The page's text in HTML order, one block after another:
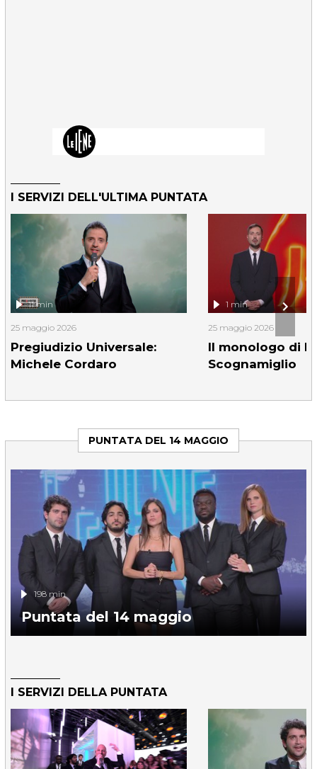
I SERVIZI DELL'ULTIMA PUNTATA
Pregiudizio Universale:
Michele Cordaro
11 min
25 maggio 2026
Il monologo di
Scognamiglio
1 min
25 maggio 2026
PUNTATA DEL 14 MAGGIO
Puntata del 14 maggio
198 min
I SERVIZI DELLA PUNTATA